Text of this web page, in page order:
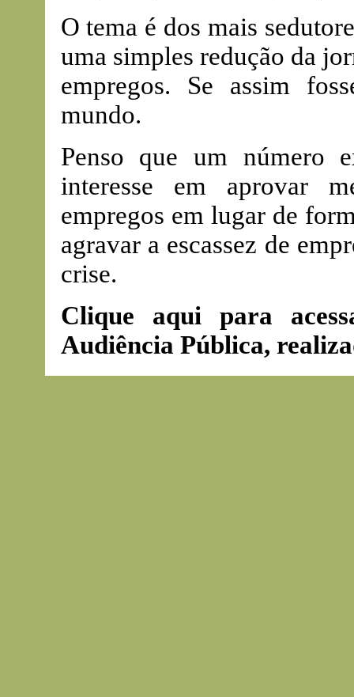
O tema é dos mais
uma simples redução da
empregos. Se assim
mundo.
Penso que um número
interesse em aprovar
empregos em lugar de
agravar a escassez de
crise.
Clique aqui para
Audiência Pública,